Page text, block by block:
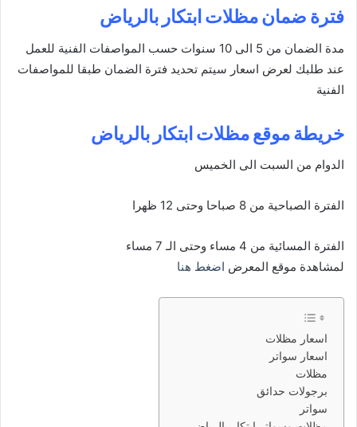
فترة ضمان مظلات ابتكار بالرياض
مدة الضمان من 5 الى 10 سنوات حسب المواصفات الفنية للعمل
عند طلبك لعرض اسعار سيتم تحديد فترة الضمان طبقا للمواصفات
الفنية
خريطة موقع مظلات ابتكار بالرياض
الدوام من السبت الى الخميس
الفترة الصباحية من 8 صباحا وحتى 12 ظهرا
الفترة المسائية من 4 مساء وحتى الـ 7 مساء
لمشاهدة موقع المعرض اضغط هنا
اسعار مظلات
اسعار سواتر
مظلات
برجولات حدائق
سواتر